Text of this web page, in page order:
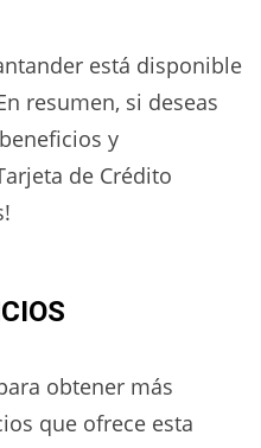
está disponible
resumen, si deseas
y
de Crédito
obtener más
que ofrece esta